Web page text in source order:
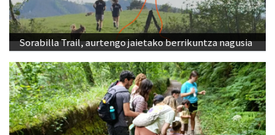
Sorabilla Trail, aurtengo jaietako berrikuntza nagusia